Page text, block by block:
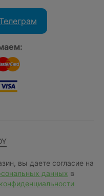
вы даете согласие на
данных в